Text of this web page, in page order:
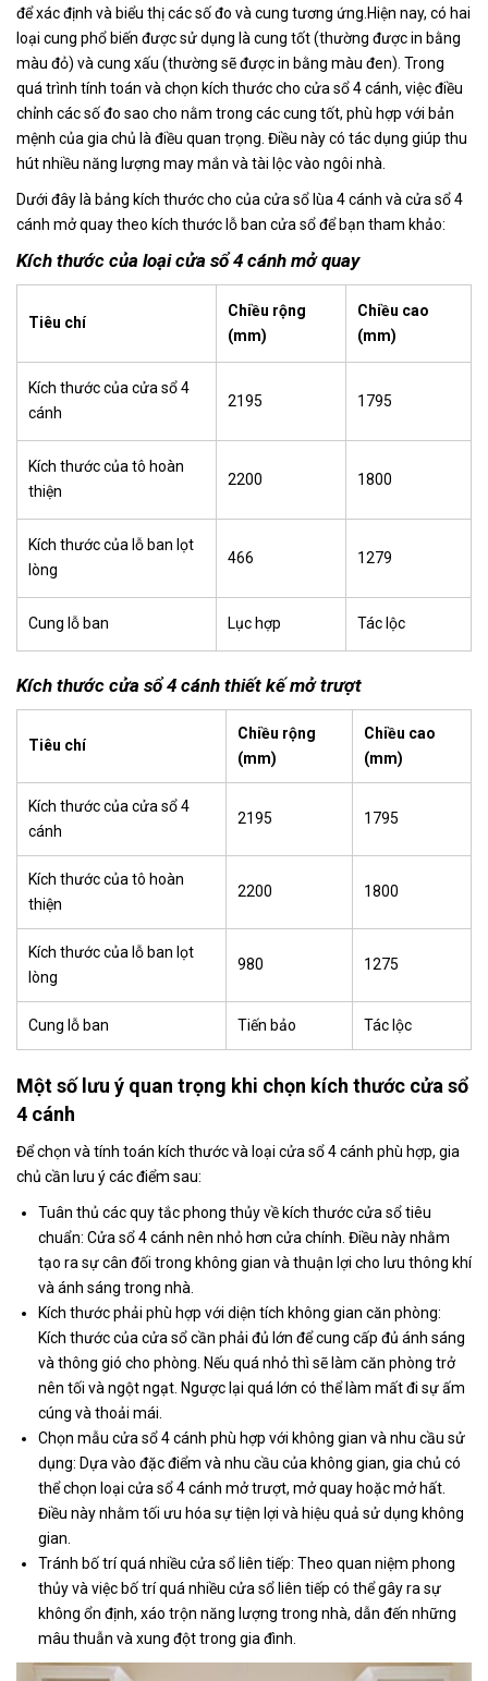
để xác định và biểu thị các số đo và cung tương ứng.Hiện nay, có hai
loại cung phổ biến được sử dụng là cung tốt (thường được in bằng
màu đỏ) và cung xấu (thường sẽ được in bằng màu đen). Trong
quá trình tính toán và chọn kích thước cho cửa sổ 4 cánh, việc điều
chỉnh các số đo sao cho nằm trong các cung tốt, phù hợp với bản
mệnh của gia chủ là điều quan trọng. Điều này có tác dụng giúp thu
hút nhiều năng lượng may mắn và tài lộc vào ngôi nhà.
Dưới đây là bảng kích thước cho của cửa sổ lùa 4 cánh và cửa sổ 4
cánh mở quay theo kích thước lỗ ban cửa sổđể bạn tham khảo:
Kích thước của loại cửa sổ 4 cánh mở quay
Tiêu chí
Chiều rộng
(mm)
Chiều cao
(mm)
Kích thước của cửa sổ 4
cánh
2195 1795
Kích thước của tô hoàn
thiện
2200 1800
Kích thước của lỗ ban lọt
lòng
466 1279
Cung lỗ ban Lục hợp Tác lộc
Kích thước cửa sổ 4 cánh thiết kế mở trượt
Tiêu chí
Chiều rộng
(mm)
Chiều cao
(mm)
Kích thước của cửa sổ 4
cánh
2195 1795
Kích thước của tô hoàn
thiện
2200 1800
Kích thước của lỗ ban lọt
lòng
980 1275
Cung lỗ ban Tiến bảo Tác lộc
Một số lưu ý quan trọng khi chọn kích thước cửa sổ
4 cánh
Để chọn và tính toán kích thước và loại cửa sổ 4 cánh phù hợp, gia
chủ cần lưu ý các điểm sau:
Tuân thủ các quy tắc phong thủy về kích thước cửa sổ tiêu
chuẩn: Cửa sổ 4 cánh nên nhỏ hơn cửa chính. Điều này nhằm
tạo ra sự cân đối trong không gian và thuận lợi cho lưu thông khí
và ánh sáng trong nhà.
Kích thước phải phù hợp với diện tích không gian căn phòng:
Kích thước của cửa sổ cần phải đủ lớn để cung cấp đủ ánh sáng
và thông gió cho phòng. Nếu quá nhỏ thì sẽ làm căn phòng trở
nên tối và ngột ngạt. Ngược lại quá lớn có thể làm mất đi sự ấm
cúng và thoải mái.
Chọn mẫu cửa sổ 4 cánh phù hợp với không gian và nhu cầu sử
dụng: Dựa vào đặc điểm và nhu cầu của không gian, gia chủ có
thể chọn loại cửa sổ 4 cánh mở trượt, mở quay hoặc mở hất.
Điều này nhằm tối ưu hóa sự tiện lợi và hiệu quả sử dụng không
gian.
Tránh bố trí quá nhiều cửa sổ liên tiếp: Theo quan niệm phong
thủy và việc bố trí quá nhiều cửa sổ liên tiếp có thể gây ra sự
không ổn định, xáo trộn năng lượng trong nhà, dẫn đến những
mâu thuẫn và xung đột trong gia đình.